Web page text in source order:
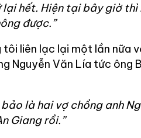
hết. Hiện tại bây giờ thì
được.”
liên lạc lại một lần nữa
Nguyễn Văn Lía tức ông
là hai vợ chồng anh
Giang rồi.”